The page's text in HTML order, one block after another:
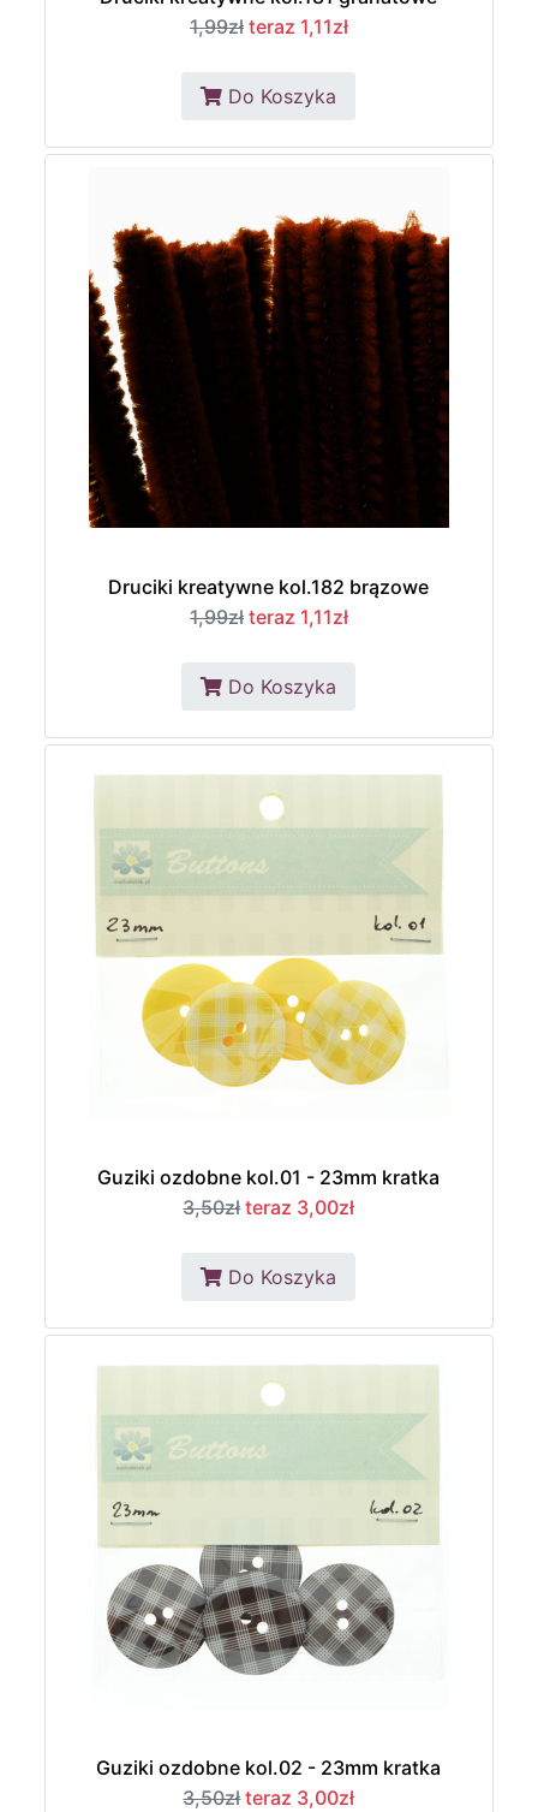
1,99zł teraz 1,11zł
Do Koszyka
Druciki kreatywne kol.182 brązowe
1,99zł teraz 1,11zł
Do Koszyka
Guziki ozdobne kol.01 - 23mm kratka
3,50zł teraz 3,00zł
Do Koszyka
Guziki ozdobne kol.02 - 23mm kratka
3,50zł teraz 3,00zł